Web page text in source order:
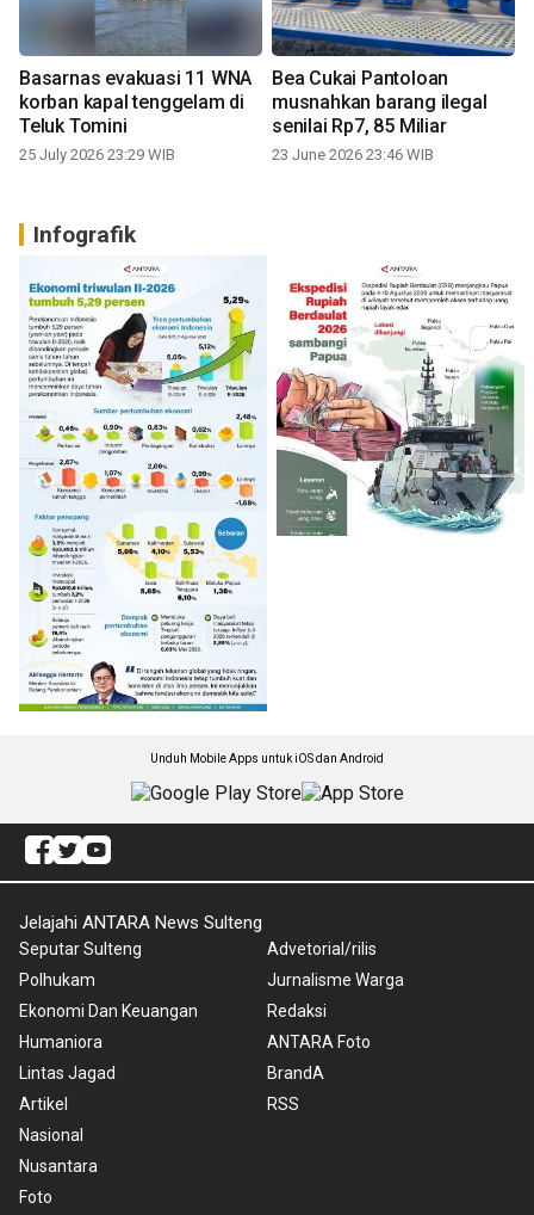
Basarnas evakuasi 11 WNA
korban kapal tenggelam di
Teluk Tomini
25 July 2026 23:29 WIB
Bea Cukai Pantoloan
musnahkan barang ilegal
senilai Rp7, 85 Miliar
23 June 2026 23:46 WIB
Infografik
Unduh Mobile Apps untuk iOS dan Android
Jelajahi ANTARA News Sulteng
Seputar Sulteng
Polhukam
Ekonomi Dan Keuangan
Humaniora
Lintas Jagad
Artikel
Nasional
Nusantara
Foto
Advetorial/rilis
Jurnalisme Warga
Redaksi
ANTARA Foto
BrandA
RSS